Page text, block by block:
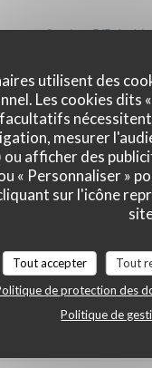
utilisent des
Les cookies
mesurer
ou afficher des
« Personnaliser »
sur l'icône
Tout accepter Tout
de protection des
Politique de
Service:5/5
Service :
Service:5/5